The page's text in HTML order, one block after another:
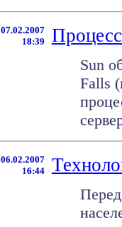
07.02.2007
18:39
Sun
Falls
06.02.2007
16:44